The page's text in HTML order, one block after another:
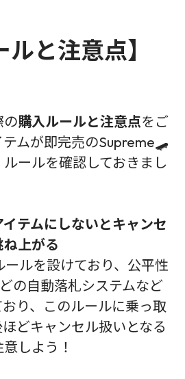
ルと注意点】
の購入ルールと注意点をご
ムが即完売のSupreme🛹
ールを確認しておきまし
イテムにしないとキャンセ
上がる
ルを設けており、公平性
の自動落札システムなど
り、このルールに乗っ取
どキャンセル扱いとなる
しよう！